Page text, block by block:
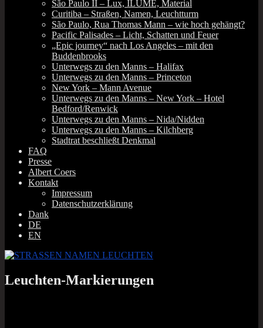
São Paulo II – Lux, ILUME, Material
Curitiba – Straßen, Namen, Leuchtturm
São Paulo, Rua Thomas Mann – wie hoch gehängt?
Pacific Palisades – Licht, Schatten und Feuer
„Epic journey“ nach Los Angeles – mit den
Buddenbrooks
Unterwegs zu den Manns – Halifax
Unterwegs zu den Manns – Princeton
New York – Mann Avenue
Unterwegs zu den Manns – New York – Hotel
Bedford/Renwick
Unterwegs zu den Manns – Nida/Nidden
Unterwegs zu den Manns – Kilchberg
Stadtrat beschließt Denkmal
FAQ
Presse
Albert Coers
Kontakt
Impressum
Datenschutzerklärung
Dank
DE
EN
Leuchten-Markierungen